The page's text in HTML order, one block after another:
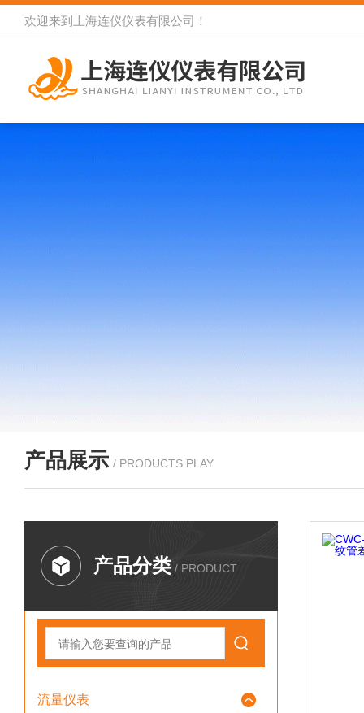
欢迎来到 上海连仪仪表有限公司 ！
产品展示 / PRODUCTS PLAY
产品分类 / PRODUCT
流量仪表